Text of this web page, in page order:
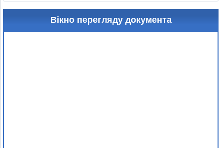
Вікно перегляду документа